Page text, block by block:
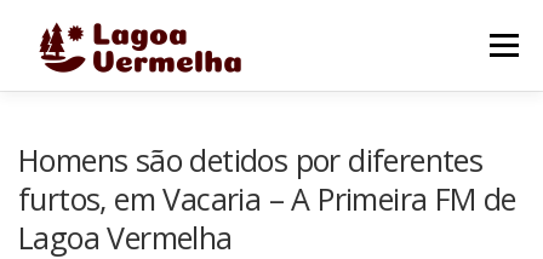
Menu
FALE CONOSCO
Homens são detidos por diferentes
furtos, em Vacaria – A Primeira FM de
Lagoa Vermelha